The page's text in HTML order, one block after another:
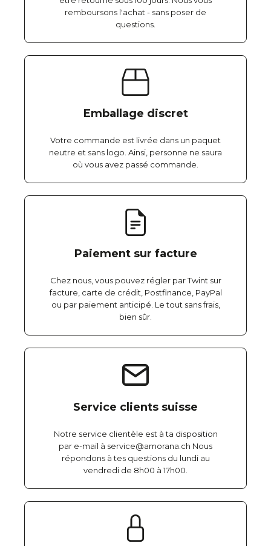
remboursons l'achat - sans poser de
questions.
Emballage discret
Votre commande est livrée dans un paquet
neutre et sans logo. Ainsi, personne ne saura
où vous avez passé commande.
Paiement sur facture
Chez nous, vous pouvez régler par Twint sur
facture, carte de crédit, Postfinance, PayPal
ou par paiement anticipé. Le tout sans frais,
bien sûr.
Service clients suisse
Notre service clientèle est à ta disposition
par e-mail à service@amorana.ch Nous
répondons à tes questions du lundi au
vendredi de 8h00 à 17h00.